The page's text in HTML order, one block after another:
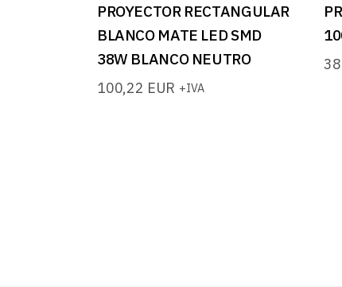
PROYECTOR RECTANGULAR
BLANCO MATE LED SMD
38W BLANCO NEUTRO
100,22 EUR +IVA